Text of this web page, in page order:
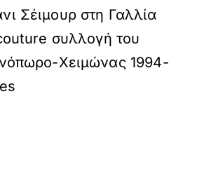
Σέιμουρ στη Γαλλία
συλλογή του
Χειμώνας 1994-